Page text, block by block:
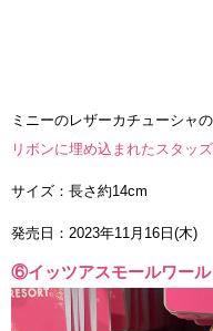
ミニーのレザーカチューシャ
リボンに埋め込まれたスタッ
サイズ：長さ約14cm
発売日：2023年11月16日(木)
⑥イッツアスモールワール